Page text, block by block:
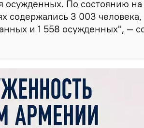
осужденных. По состоянию
содержались 3 003 человека,
и 1 558 осужденных", —